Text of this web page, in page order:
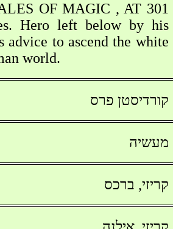
OF MAGIC , AT 301
Hero left below by his
advice to ascend the white
world.
קורדיסטן פרס
מעשיה
קריזי, ברכס